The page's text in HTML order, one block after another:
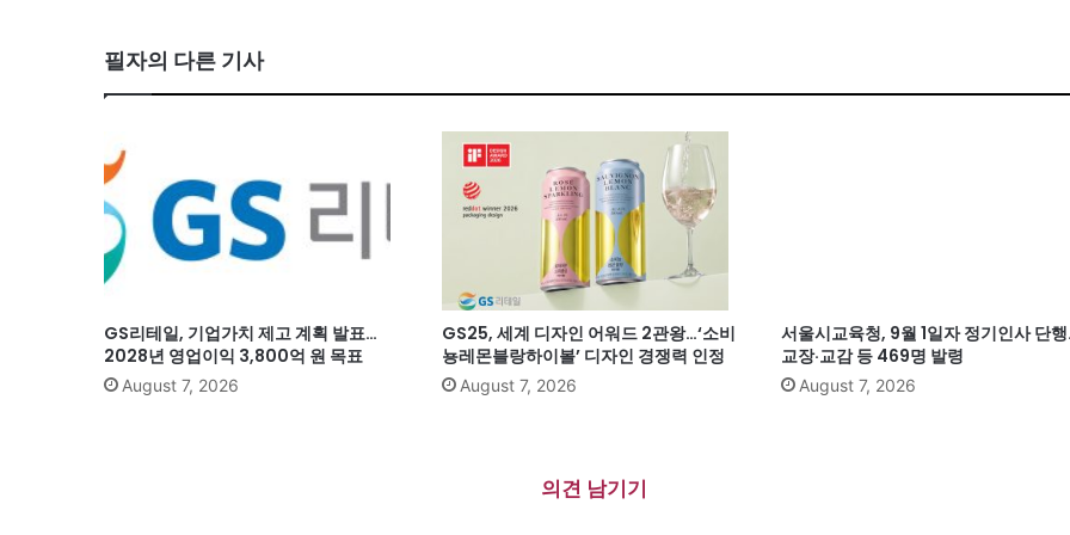
필자의 다른 기사
GS리테일, 기업가치 제고 계획 발표…
2028년 영업이익 3,800억 원 목표
August 7, 2026
GS25, 세계 디자인 어워드 2관왕…‘소비
뇽레몬블랑하이볼’ 디자인 경쟁력 인정
August 7, 2026
서울시교육청, 9월 1일자 정기인사 단
교장·교감 등 469명 발령
August 7, 2026
의견 남기기